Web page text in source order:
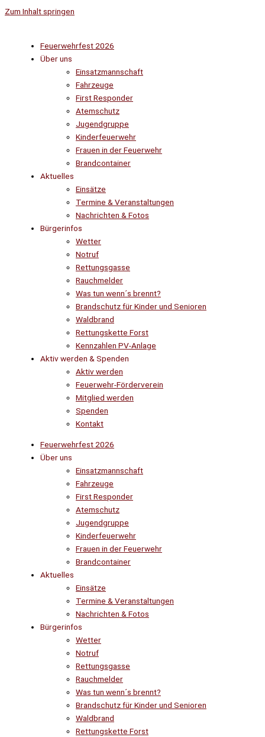
Zum Inhalt springen
Feuerwehrfest 2026
Über uns
Einsatzmannschaft
Fahrzeuge
First Responder
Atemschutz
Jugendgruppe
Kinderfeuerwehr
Frauen in der Feuerwehr
Brandcontainer
Aktuelles
Einsätze
Termine & Veranstaltungen
Nachrichten & Fotos
Bürgerinfos
Wetter
Notruf
Rettungsgasse
Rauchmelder
Was tun wenn´s brennt?
Brandschutz für Kinder und Senioren
Waldbrand
Rettungskette Forst
Kennzahlen PV-Anlage
Aktiv werden & Spenden
Aktiv werden
Feuerwehr-Förderverein
Mitglied werden
Spenden
Kontakt
Feuerwehrfest 2026
Über uns
Einsatzmannschaft
Fahrzeuge
First Responder
Atemschutz
Jugendgruppe
Kinderfeuerwehr
Frauen in der Feuerwehr
Brandcontainer
Aktuelles
Einsätze
Termine & Veranstaltungen
Nachrichten & Fotos
Bürgerinfos
Wetter
Notruf
Rettungsgasse
Rauchmelder
Was tun wenn´s brennt?
Brandschutz für Kinder und Senioren
Waldbrand
Rettungskette Forst